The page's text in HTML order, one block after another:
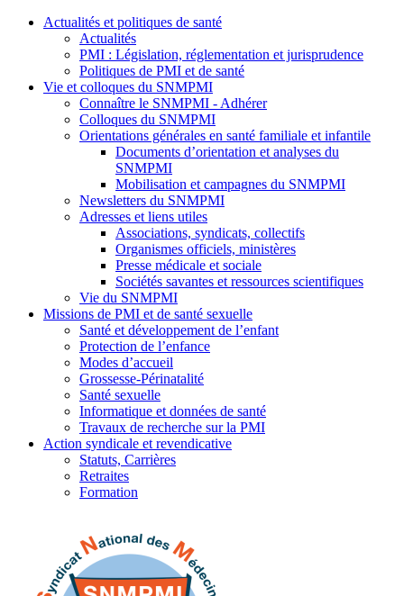
Actualités et politiques de santé
Actualités
PMI : Législation, réglementation et jurisprudence
Politiques de PMI et de santé
Vie et colloques du SNMPMI
Connaître le SNMPMI - Adhérer
Colloques du SNMPMI
Orientations générales en santé familiale et infantile
Documents d’orientation et analyses du
SNMPMI
Mobilisation et campagnes du SNMPMI
Newsletters du SNMPMI
Adresses et liens utiles
Associations, syndicats, collectifs
Organismes officiels, ministères
Presse médicale et sociale
Sociétés savantes et ressources scientifiques
Vie du SNMPMI
Missions de PMI et de santé sexuelle
Santé et développement de l’enfant
Protection de l’enfance
Modes d’accueil
Grossesse-Périnatalité
Santé sexuelle
Informatique et données de santé
Travaux de recherche sur la PMI
Action syndicale et revendicative
Statuts, Carrières
Retraites
Formation